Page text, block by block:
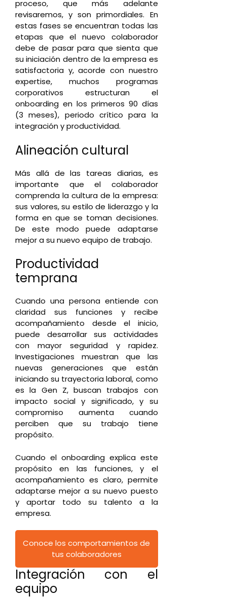
proceso, que más adelante
revisaremos, y son primordiales. En
estas fases se encuentran todas las
etapas que el nuevo colaborador
debe de pasar para que sienta que
su iniciación dentro de la empresa es
satisfactoria y, acorde con nuestro
expertise, muchos programas
corporativos estructuran el
onboarding en los primeros 90 días
(3 meses), periodo crítico para la
integración y productividad.
Alineación cultural
Más allá de las tareas diarias, es
importante que el colaborador
comprenda la cultura de la empresa:
sus valores, su estilo de liderazgo y la
forma en que se toman decisiones.
De este modo puede adaptarse
mejor a su nuevo equipo de trabajo.
Productividad
temprana
Cuando una persona entiende con
claridad sus funciones y recibe
acompañamiento desde el inicio,
puede desarrollar sus actividades
con mayor seguridad y rapidez.
Investigaciones muestran que las
nuevas generaciones que están
iniciando su trayectoria laboral, como
es la Gen Z, buscan trabajos con
impacto social y significado, y su
compromiso aumenta cuando
perciben que su trabajo tiene
propósito.
Cuando el onboarding explica este
propósito en las funciones, y el
acompañamiento es claro, permite
adaptarse mejor a su nuevo puesto
y aportar todo su talento a la
empresa.
Conoce los comportamientos de
tus colaboradores
Integración con el
equipo